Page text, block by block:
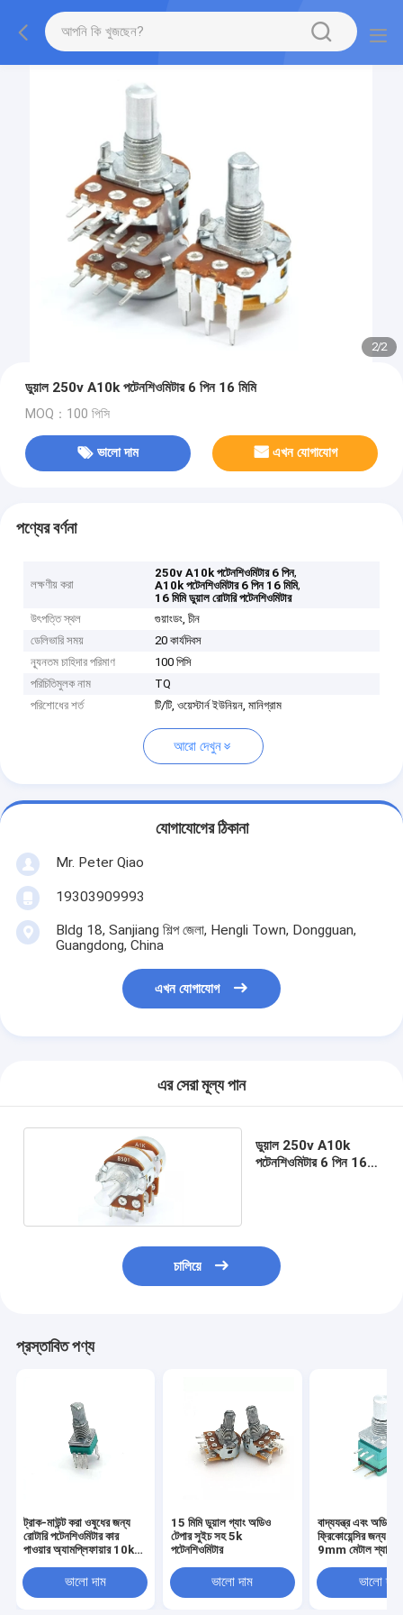
2/2
ডুয়াল 250v A10k পটেনশিওমিটার 6 পিন 16 মিমি
MOQ：100 পিসি
ভালো দাম এখন যোগাযোগ
পণ্যের বর্ণনা
লক্ষণীয় করা
250v A10k পটেনশিওমিটার 6 পিন,
A10k পটেনশিওমিটার 6 পিন 16 মিমি,
16 মিমি ডুয়াল রোটারি পটেনশিওমিটার
উৎপত্তি স্থল
গুয়াংডং, চীন
ডেলিভারি সময়
20 কার্যদিবস
ন্যূনতম চাহিদার পরিমাণ
100 পিসি
পরিচিতিমুলক নাম
TQ
পরিশোধের শর্ত
টি/টি, ওয়েস্টার্ন ইউনিয়ন, মানিগ্রাম
আরো দেখুন
যোগাযোগের ঠিকানা
Mr. Peter Qiao
19303909993
Bldg 18, Sanjiang শিল্প জেলা, Hengli Town, Dongguan,
Guangdong, China
এখন যোগাযোগ
এর সেরা মূল্য পান
ডুয়াল 250v A10k
পটেনশিওমিটার 6 পিন 16
চালিয়ে
প্রস্তাবিত পণ্য
ট্রাক-মাউন্ট করা ওষুধের জন্য
রোটারি পটেনশিওমিটার কার
পাওয়ার অ্যামপ্লিফায়ার 10k
কার্বন
ভালো দাম
15 মিমি ডুয়াল গ্যাং অডিও
টেপার সুইচ সহ 5k
পটেনশিওমিটার
ভালো দাম
বাদ্যযন্ত্র এবং অডিও
ফ্রিকোয়েন্সির জন্য
9mm মেটাল শ্যাফ্ট
ভালো দাম